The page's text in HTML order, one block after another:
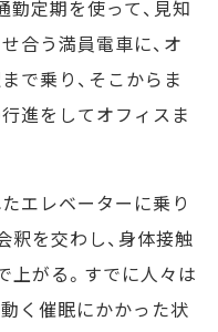
定期を使って、見知
合う満員電車に、オ
で乗り、そこからま
進をしてオフィスま
エレベーターに乗り
釈を交わし、身体接触
上がる。すでに人々は
く催眠にかかった状